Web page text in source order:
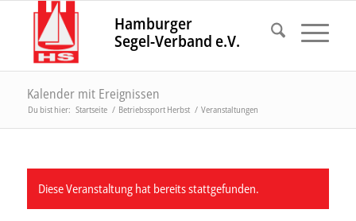
Hamburger
Segel-Verband e.V.
Kalender mit Ereignissen
Du bist hier: Startseite / Betriebssport Herbst / Veranstaltungen
Diese Veranstaltung hat bereits stattgefunden.